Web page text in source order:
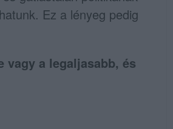
Ez a lényeg pedig
a legaljasabb, és